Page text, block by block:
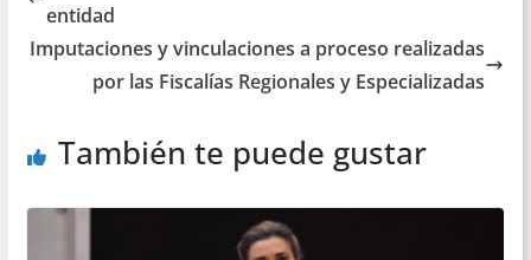
entidad
Imputaciones y vinculaciones a proceso realizadas
por las Fiscalías Regionales y Especializadas
También te puede gustar